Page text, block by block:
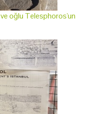
oğlu Telesphoros'un